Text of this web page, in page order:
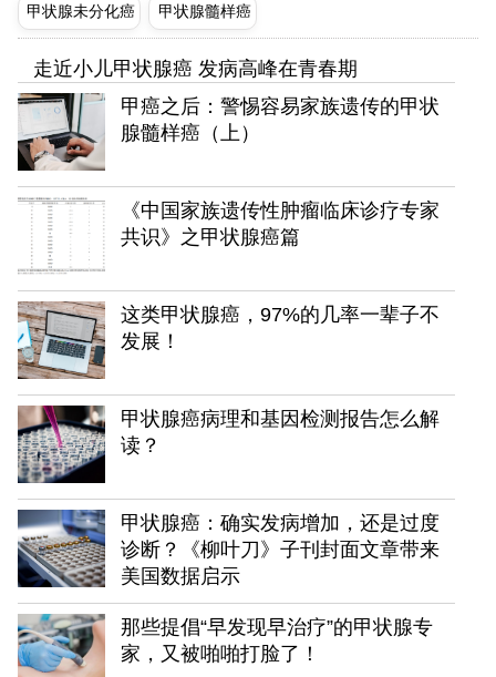
甲状腺未分化癌 甲状腺髓样癌
走近小儿甲状腺癌 发病高峰在青春期
甲癌之后：警惕容易家族遗传的甲状
腺髓样癌（上）
《中国家族遗传性肿瘤临床诊疗专家
共识》之甲状腺癌篇
这类甲状腺癌，97%的几率一辈子不
发展！
甲状腺癌病理和基因检测报告怎么解
读？
甲状腺癌：确实发病增加，还是过度
诊断？《柳叶刀》子刊封面文章带来
美国数据启示
那些提倡“早发现早治疗”的甲状腺专
家，又被啪啪打脸了！